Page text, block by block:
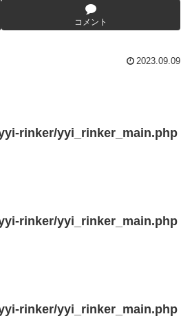
コメント
2023.09.09
rinker/yyi_rinker_main.php
rinker/yyi_rinker_main.php
rinker/yyi_rinker_main.php